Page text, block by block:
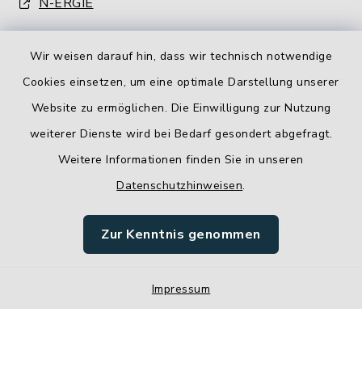
Wir weisen darauf hin, dass wir technisch notwendige
Cookies einsetzen, um eine optimale Darstellung unserer
Website zu ermöglichen. Die Einwilligung zur Nutzung
weiterer Dienste wird bei Bedarf gesondert abgefragt.
Weitere Informationen finden Sie in unseren
Datenschutzhinweisen.
Zur Kenntnis genommen
Impressum
Barrierefreiheit
Sitemap